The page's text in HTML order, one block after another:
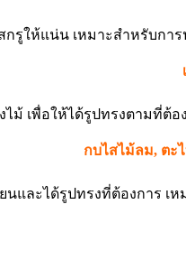
ให้แน่น เหมาะสำหรับการ
ม้ เพื่อให้ได้รูปทรงตามที่ต้
กบไสไม้ลม, ตะ
นและได้รูปทรงที่ต้องการ